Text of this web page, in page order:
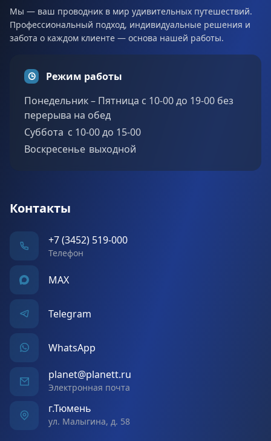
Мы — ваш проводник в мир удивительных путешествий.
Профессиональный подход, индивидуальные решения и
забота о каждом клиенте — основа нашей работы.
Режим работы
Понедельник – Пятница с 10-00 до 19-00 без
перерыва на обед
Суббота c 10-00 до 15-00
Воскресенье выходной
Контакты
+7 (3452) 519-000
Телефон
MAX
Telegram
WhatsApp
planet@planett.ru
Электронная почта
г.Тюмень
ул. Малыгина, д. 58